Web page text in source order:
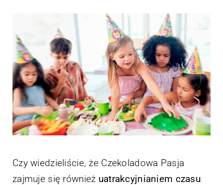
Czy wiedzieliście, że Czekoladowa Pasja
zajmuje się również uatrakcyjnianiem czasu